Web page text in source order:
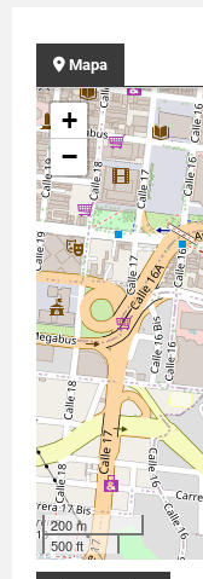
Mapa
+
−
200 m
500 ft